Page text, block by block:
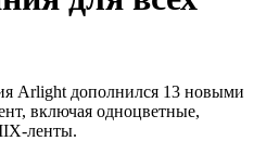
Arlight дополнился 13 новыми
включая одноцветные,
ленты.